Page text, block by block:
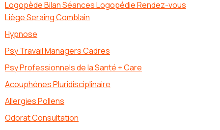
Logopède Bilan Séances Logopédie Rendez-vous
Liège Seraing Comblain
Hypnose
Psy Travail Managers Cadres
Psy Professionnels de la Santé + Care
Acouphènes Pluridisciplinaire
Allergies Pollens
Odorat Consultation